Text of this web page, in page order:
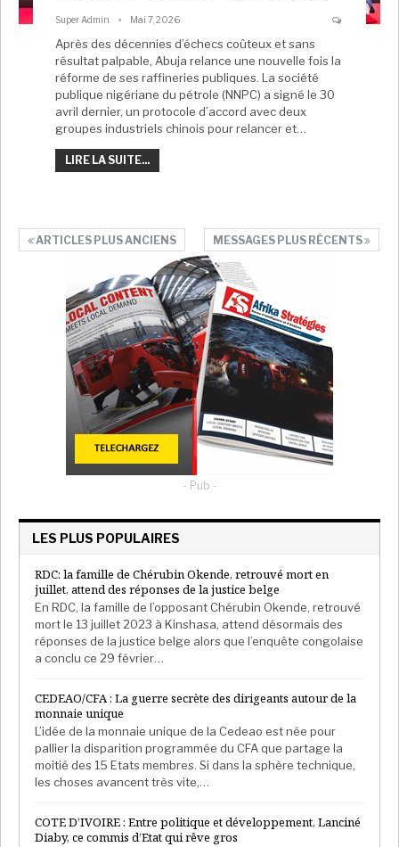
Super Admin Mai 7, 2026
Après des décennies d’échecs coûteux et sans
résultat palpable, Abuja relance une nouvelle fois la
réforme de ses raffineries publiques. La société
publique nigériane du pétrole (NNPC) a signé le 30
avril dernier, un protocole d’accord avec deux
groupes industriels chinois pour relancer et…
LIRE LA SUITE...
ARTICLES PLUS ANCIENS MESSAGES PLUS RÉCENTS
- Pub -
LES PLUS POPULAIRES
RDC: la famille de Chérubin Okende, retrouvé mort en
juillet, attend des réponses de la justice belge
En RDC, la famille de l’opposant Chérubin Okende, retrouvé
mort le 13 juillet 2023 à Kinshasa, attend désormais des
réponses de la justice belge alors que l’enquête congolaise
a conclu ce 29 février…
CEDEAO/CFA : La guerre secrète des dirigeants autour de la
monnaie unique
L’idée de la monnaie unique de la Cedeao est née pour
pallier la disparition programmée du CFA que partage la
moitié des 15 Etats membres. Si dans la sphère technique,
les choses avancent très vite,…
COTE D’IVOIRE : Entre politique et développement, Lanciné
Diaby, ce commis d’Etat qui rêve gros